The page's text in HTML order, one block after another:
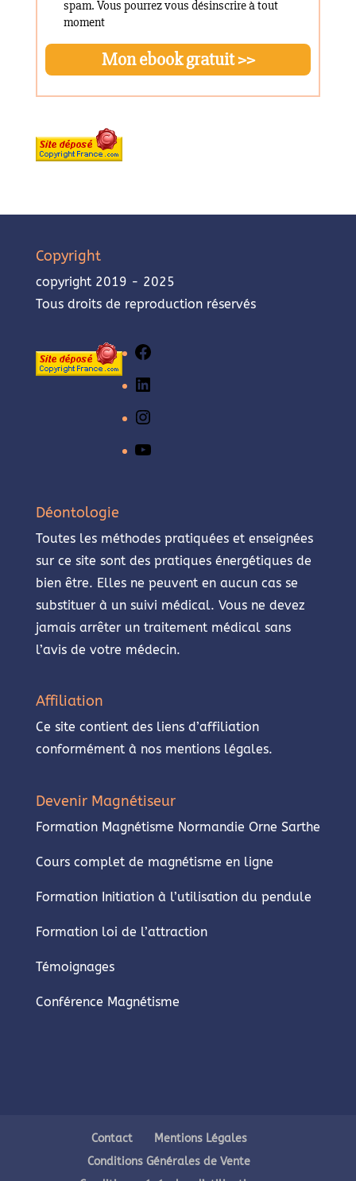
Copyright
copyright 2019 - 2025
Tous droits de reproduction réservés
Déontologie
Toutes les méthodes pratiquées et enseignées
sur ce site sont des pratiques énergétiques de
bien être. Elles ne peuvent en aucun cas se
substituer à un suivi médical. Vous ne devez
jamais arrêter un traitement médical sans
l’avis de votre médecin.
Affiliation
Ce site contient des liens d’affiliation
conformément à nos mentions légales.
Devenir Magnétiseur
Formation Magnétisme Normandie Orne Sarthe
Cours complet de magnétisme en ligne
Formation Initiation à l’utilisation du pendule
Formation loi de l’attraction
Témoignages
Conférence Magnétisme
Contact
Mentions Légales
Conditions Générales de Vente